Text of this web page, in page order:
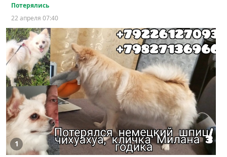
Потерялись
22 апреля 07:40
1